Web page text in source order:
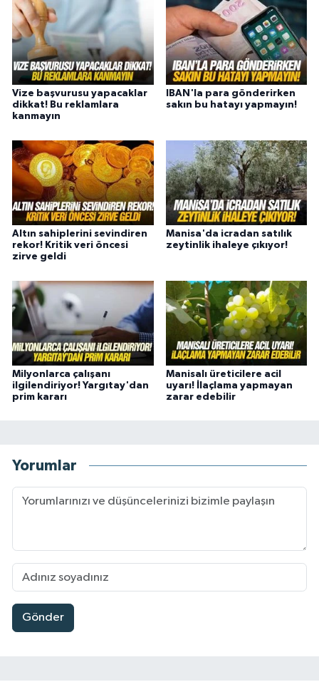
Vize başvurusu yapacaklar
dikkat! Bu reklamlara
kanmayın
IBAN'la para gönderirken
sakın bu hatayı yapmayın!
Altın sahiplerini sevindiren
rekor! Kritik veri öncesi
zirve geldi
Manisa'da icradan satılık
zeytinlik ihaleye çıkıyor!
Milyonlarca çalışanı
ilgilendiriyor! Yargıtay'dan
prim kararı
Manisalı üreticilere acil
uyarı! İlaçlama yapmayan
zarar edebilir
Yorumlar
Gönder